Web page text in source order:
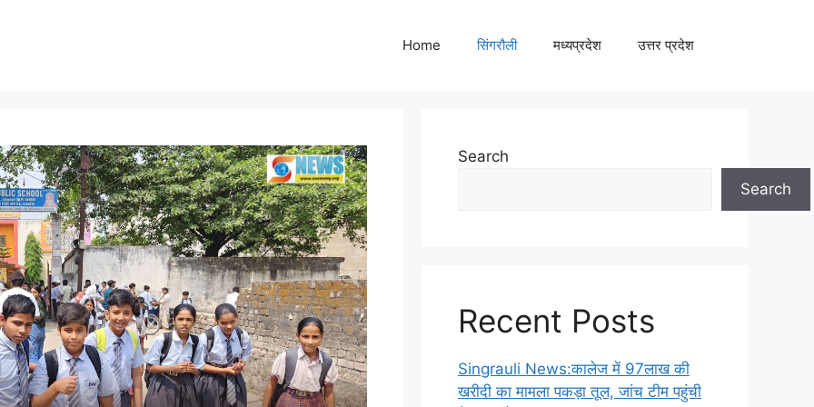
Home सिंगरौली मध्यप्रदेश उत्तर प्रदेश
Search
Search
Recent Posts
Singrauli News:कालेज में 97लाख की
खरीदी का मामला पकड़ा तूल, जांच टीम पहुंची